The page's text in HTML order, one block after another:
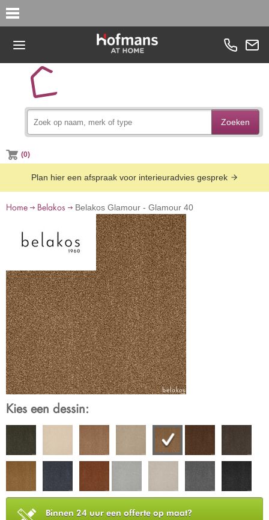
Zoeken
(0)
Plan hier een afspraak voor interieuradvies gesprek
Home Belakos Belakos Glamour - Glamour 40
Kies een dessin:
Binnen 24 uur een offerte op maat?